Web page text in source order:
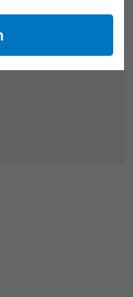
of vul het